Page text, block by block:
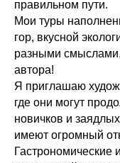
правильном пути.
Мои туры
гор, вкусной
разными
автора!
Я приглашаю
где они могут
новичков и
имеют огромный
Гастрономические